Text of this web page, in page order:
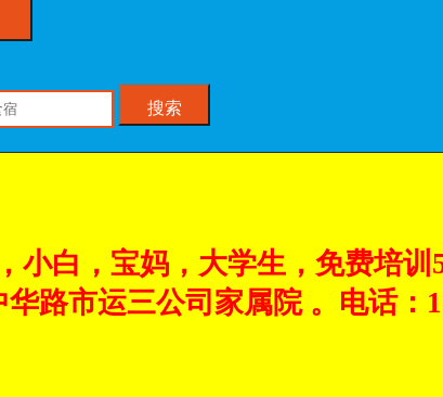
搜索
小白，宝妈，大学生，免费培训
路市运三公司家属院 。电话：